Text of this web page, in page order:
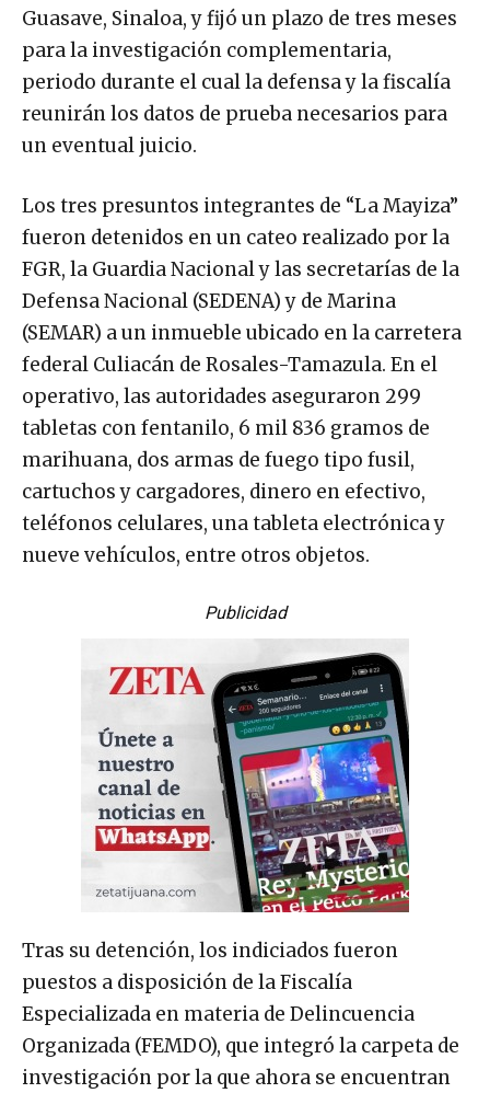
Guasave, Sinaloa, y fijó un plazo de tres meses
para la investigación complementaria,
periodo durante el cual la defensa y la fiscalía
reunirán los datos de prueba necesarios para
un eventual juicio.
Los tres presuntos integrantes de “La Mayiza”
fueron detenidos en un cateo realizado por la
FGR, la Guardia Nacional y las secretarías de la
Defensa Nacional (SEDENA) y de Marina
(SEMAR) a un inmueble ubicado en la carretera
federal Culiacán de Rosales-Tamazula. En el
operativo, las autoridades aseguraron 299
tabletas con fentanilo, 6 mil 836 gramos de
marihuana, dos armas de fuego tipo fusil,
cartuchos y cargadores, dinero en efectivo,
teléfonos celulares, una tableta electrónica y
nueve vehículos, entre otros objetos.
Publicidad
Tras su detención, los indiciados fueron
puestos a disposición de la Fiscalía
Especializada en materia de Delincuencia
Organizada (FEMDO), que integró la carpeta de
investigación por la que ahora se encuentran